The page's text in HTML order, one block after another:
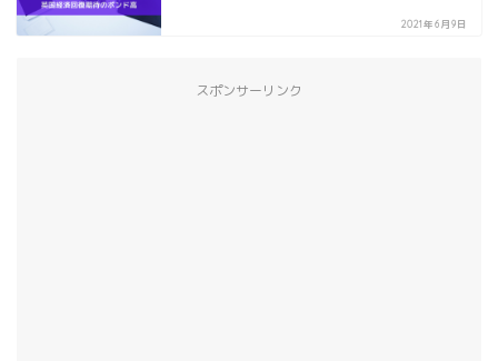
2021年6月9日
スポンサーリンク